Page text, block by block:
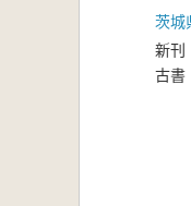
茨城
新刊
古書